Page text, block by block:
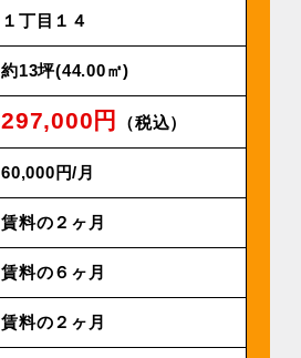
１丁目１４
約13坪(44.00㎡)
297,000円 （税込）
60,000円/⽉
賃料の２ヶ月
賃料の６ヶ月
賃料の２ヶ月